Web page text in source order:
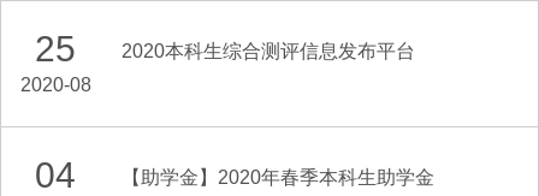
25
2020-08
2020本科生综合测评信息发布平台
04 【助学金】2020年春季本科生助学金